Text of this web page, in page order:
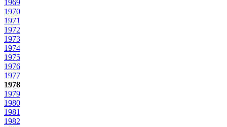
1969
1970
1971
1972
1973
1974
1975
1976
1977
1978
1979
1980
1981
1982